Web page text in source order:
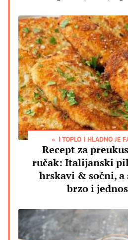
I TOPLO I HLADNO JE
Recept za
ručak: Italijanski
hrskavi & sočni, a
brzo i